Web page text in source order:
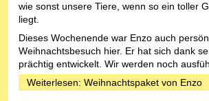
wie sonst unsere Tiere, wenn so ein toller
liegt.
Dieses Wochenende war Enzo auch
Weihnachtsbesuch hier. Er hat sich dank
prächtig entwickelt. Wir werden noch
Weiterlesen: Weihnachtspaket von Enzo